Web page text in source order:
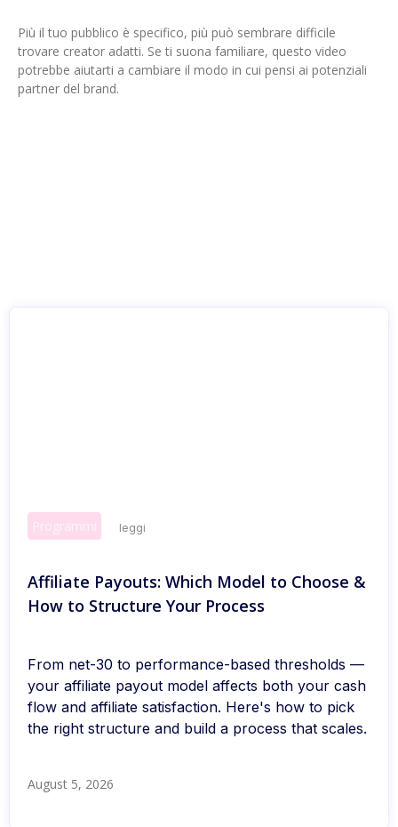
Più il tuo pubblico è specifico, più può sembrare difficile
trovare creator adatti. Se ti suona familiare, questo video
potrebbe aiutarti a cambiare il modo in cui pensi ai potenziali
partner del brand.
Programmi leggi
Affiliate Payouts: Which Model to Choose &
How to Structure Your Process
From net-30 to performance-based thresholds —
your affiliate payout model affects both your cash
flow and affiliate satisfaction. Here's how to pick
the right structure and build a process that scales.
August 5, 2026